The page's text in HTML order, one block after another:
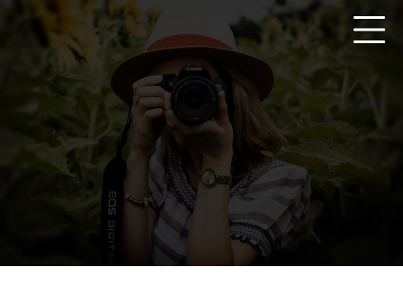
springen